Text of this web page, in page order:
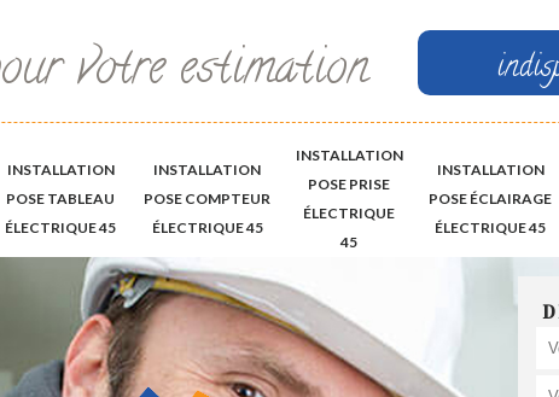
votre estimation
INSTALLATION
POSE TABLEAU
ÉLECTRIQUE 45
INSTALLATION
POSE COMPTEUR
ÉLECTRIQUE 45
INSTALLATION
POSE PRISE
ÉLECTRIQUE
45
INSTALLATION
POSE ÉCLAIRAGE
ÉLECTRIQUE 45